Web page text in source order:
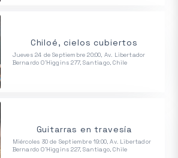
Chiloé, cielos cubiertos
Jueves 24 de Septiembre 20:00, Av. Libertador
Bernardo O'Higgins 277, Santiago, Chile
Guitarras en travesía
Miércoles 30 de Septiembre 19:00, Av. Libertador
Bernardo O'Higgins 227, Santiago, Chile